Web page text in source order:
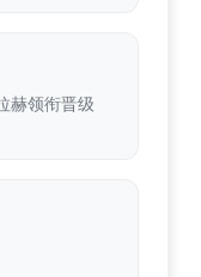
赫领衔晋级